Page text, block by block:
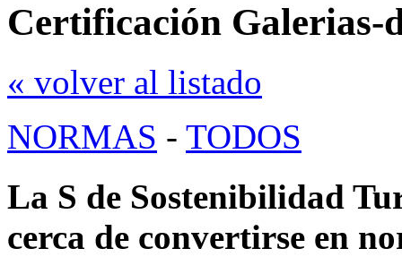
Certificación Galerias-
« volver al listado
NORMAS - TODOS
La S de Sostenibilidad
cerca de convertirse en